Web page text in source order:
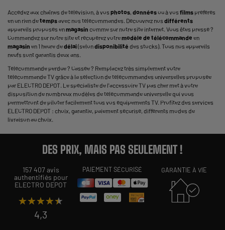
Accédez aux chaînes de télévision, à vos photos, donnéesou à vos films préférés
en un rien detempsavec nos télécommandes. Découvrez nos différents
appareils proposés enmagasin comme sur notre site internet. Vous êtes pressé ?
Commandez sur notre site et récupérez votremodèle de télécommande en
magasin en 1 heure dedélai(selondisponibilité des stocks). Tous nos appareils
neufs sont garantis deux ans.
Télécommande perdue ? Cassée ? Remplacez très simplement votre
télécommande TV grâce à la sélection de télécommandes universelles proposée
par ELECTRO DEPOT. Le spécialiste de l'accessoire TV pas cher met à votre
disposition de nombreux modèles de télécommande universelle qui vous
permettront de piloter facilement tous vos équipements TV. Profitez des services
ELECTRO DEPOT : choix, garantie, paiement sécurisé, différents modes de
livraison au choix.
DES PRIX, MAIS PAS SEULEMENT !
157 407 avis
authentifiés pour
ELECTRO DEPOT
★★★★★
★★★★★
4,3
PAIEMENT SÉCURISÉ GARANTIE À VIE